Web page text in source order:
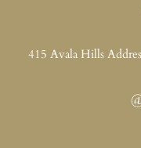
415 Avala Hills